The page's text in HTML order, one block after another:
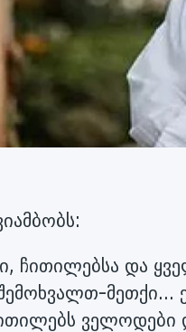
ჩითილებსა და
მეთქი...
ველოდები